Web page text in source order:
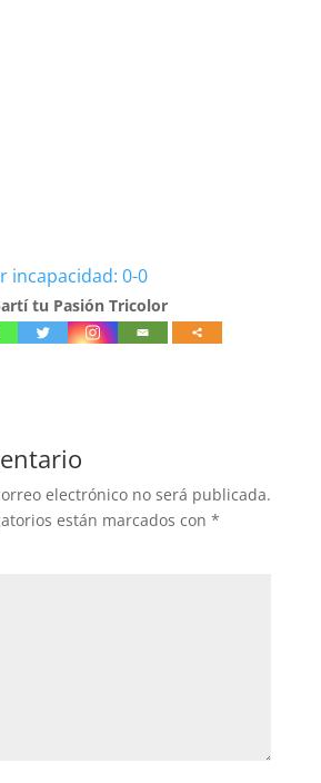
incapacidad: 0-0
tu Pasión Tricolor
electrónico no será publicada.
están marcados con *